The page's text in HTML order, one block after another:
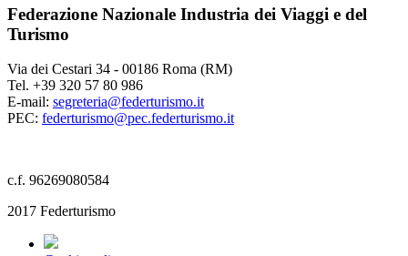
Federazione Nazionale Industria dei Viaggi e del
Turismo
Via dei Cestari 34 - 00186 Roma (RM)
Tel. +39 320 57 80 986
E-mail: segreteria@federturismo.it
PEC: federturismo@pec.federturismo.it
c.f. 96269080584
2017 Federturismo